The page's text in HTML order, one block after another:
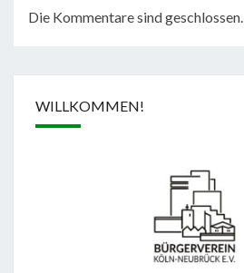
Die Kommentare sind geschlossen.
WILLKOMMEN!